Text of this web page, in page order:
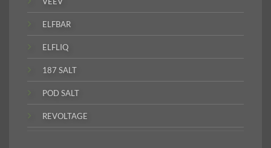
ELFBAR
ELFLIQ
187 SALT
POD SALT
REVOLTAGE